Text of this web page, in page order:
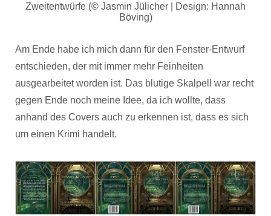
Zweitentwürfe (© Jasmin Jülicher | Design: Hannah
Böving)
Am Ende habe ich mich dann für den Fenster-Entwurf
entschieden, der mit immer mehr Feinheiten
ausgearbeitet worden ist. Das blutige Skalpell war recht
gegen Ende noch meine Idee, da ich wollte, dass
anhand des Covers auch zu erkennen ist, dass es sich
um einen Krimi handelt.